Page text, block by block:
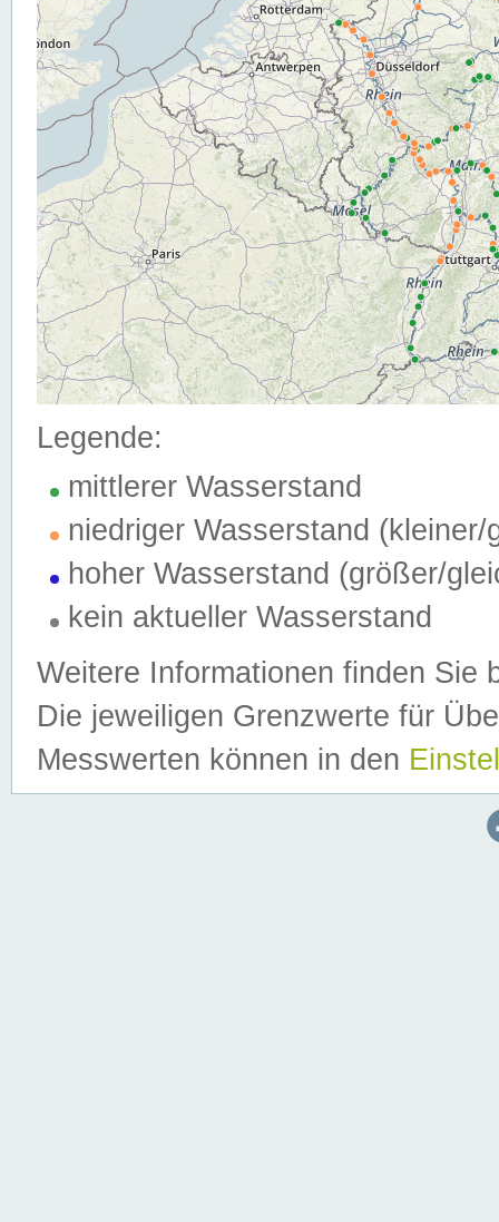
Legende:
mittlerer Wasserstand
niedriger Wasserstand (kleiner/
hoher Wasserstand (größer/
kein aktueller Wasserstand
Weitere Informationen finden Sie
Die jeweiligen Grenzwerte für
Messwerten können in den